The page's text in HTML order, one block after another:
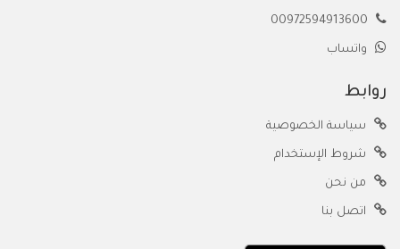
واتساب
روابط
سياسة الخصوصية
شروط الإستخدام
من نحن
اتصل بنا